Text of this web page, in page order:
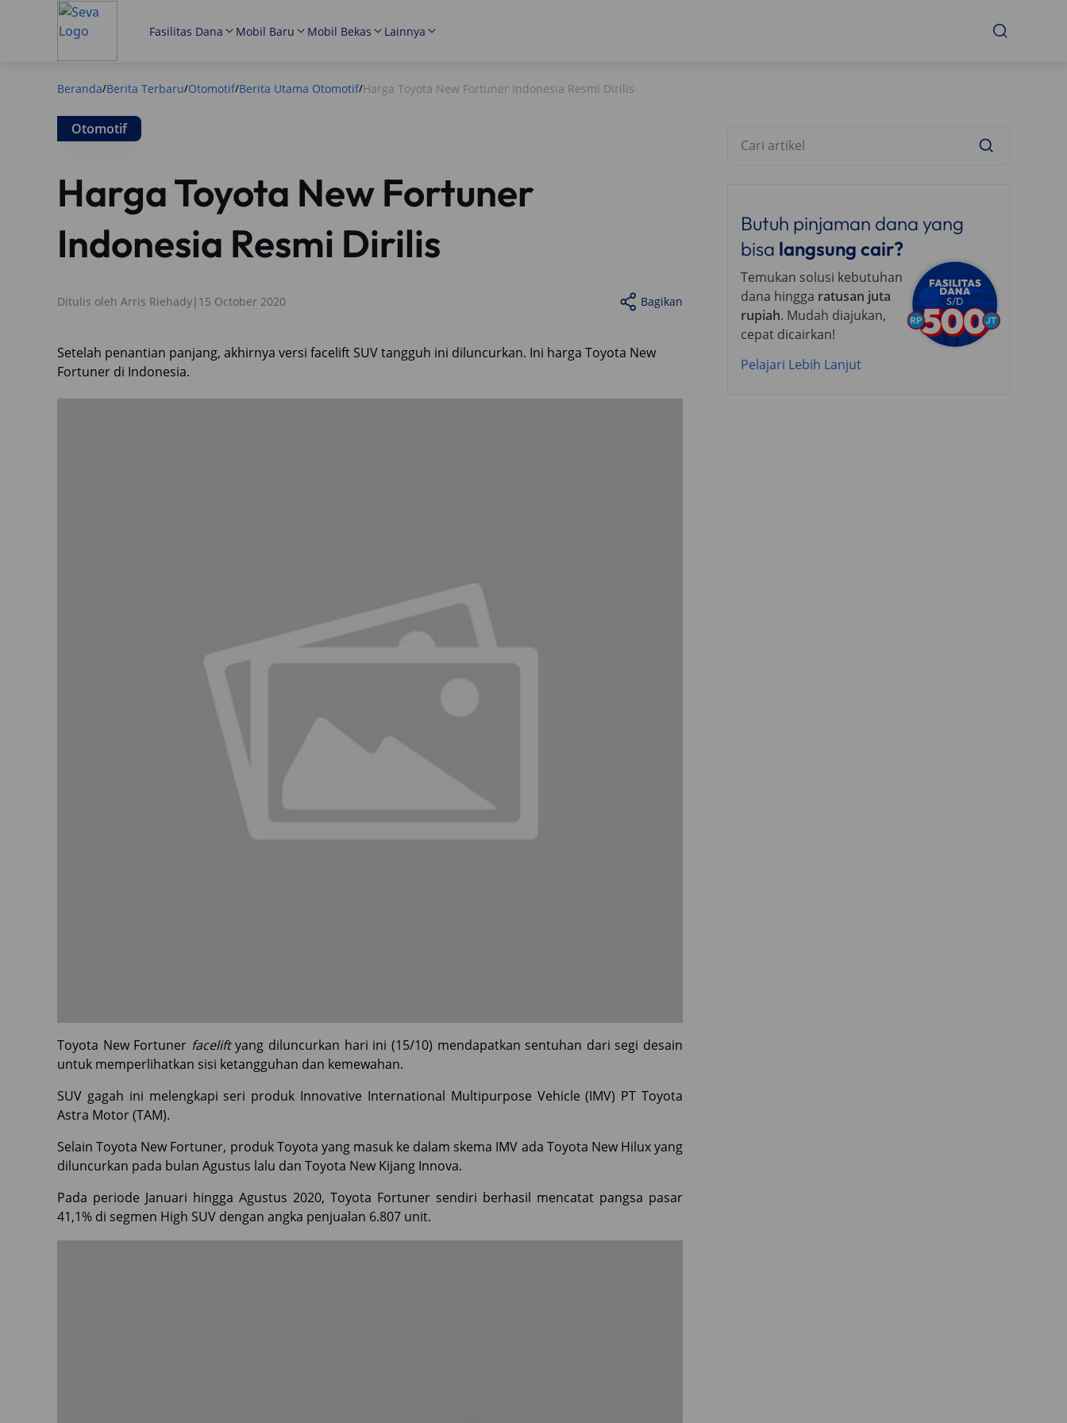
Fasilitas Dana Mobil Baru Mobil Bekas Lainnya
Beranda/Berita Terbaru/Otomotif/Berita Utama Otomotif/Harga Toyota New Fortuner Indonesia Resmi Dirilis
Otomotif
Harga Toyota New Fortuner
Indonesia Resmi Dirilis
Ditulis oleh Arris Riehady| 15 October 2020 Bagikan
Setelah penantian panjang, akhirnya versi facelift SUV tangguh ini diluncurkan. Ini harga Toyota New
Fortuner di Indonesia.
Toyota New Fortuner faceliftyang diluncurkan hari ini (15/10) mendapatkan sentuhan dari segi desain
untuk memperlihatkan sisi ketangguhan dan kemewahan.
SUV gagah ini melengkapi seri produk Innovative International Multipurpose Vehicle (IMV) PT Toyota
Astra Motor (TAM).
Selain Toyota New Fortuner, produk Toyota yang masuk ke dalam skema IMV ada Toyota New Hilux yang
diluncurkan pada bulan Agustus lalu dan Toyota New Kijang Innova.
Pada periode Januari hingga Agustus 2020, Toyota Fortuner sendiri berhasil mencatat pangsa pasar
41,1% di segmen High SUV dengan angka penjualan 6.807 unit.
Butuh pinjaman dana yang
bisa langsung cair?
Temukan solusi kebutuhan
dana hingga ratusan juta
rupiah. Mudah diajukan,
cepat dicairkan!
Pelajari Lebih Lanjut